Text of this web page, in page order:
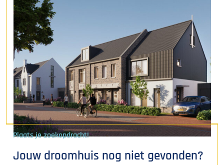
Plaats je zoekopdracht!
Jouw droomhuis nog niet gevonden?